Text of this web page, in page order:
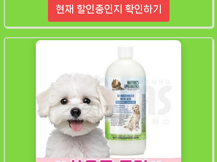
현재 할인중인지 확인하기